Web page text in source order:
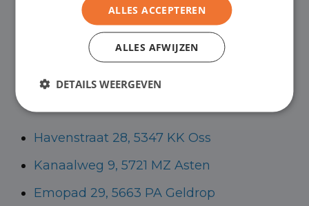
kunt in Asten terecht voor onze
bedrijfswagens en in Oss, Geldrop en
bedrijfswagens.
Havenstraat 28, 5347 KK Oss
Kanaalweg 9, 5721 MZ Asten
Emopad 29, 5663 PA Geldrop
ALLES ACCEPTEREN
ALLES AFWIJZEN
DETAILS WEERGEVEN